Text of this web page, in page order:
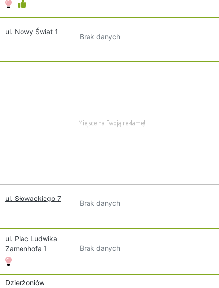
ul. Nowy Świat 1
Brak danych
ul. Słowackiego 7
Brak danych
ul. Plac Ludwika
Zamenhofa 1
Brak danych
Dzierżoniów